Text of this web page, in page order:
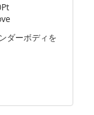
ダーボディを